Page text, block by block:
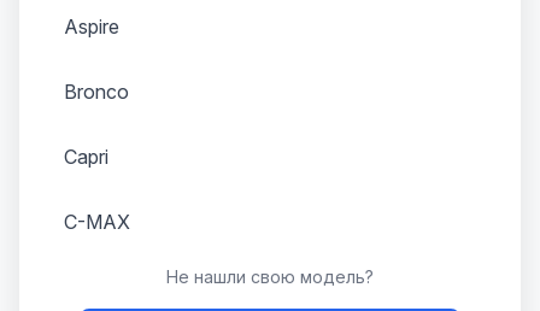
Aspire
Bronco
Capri
C-MAX
Не нашли свою модель?